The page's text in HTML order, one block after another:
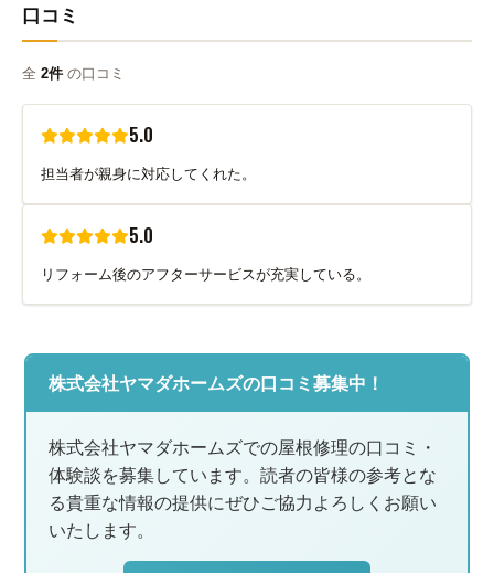
口コミ
全 2件 の口コミ
5.0
担当者が親身に対応してくれた。
5.0
リフォーム後のアフターサービスが充実している。
株式会社ヤマダホームズの口コミ募集中！
株式会社ヤマダホームズでの屋根修理の口コミ・
体験談を募集しています。読者の皆様の参考とな
る貴重な情報の提供にぜひご協力よろしくお願い
いたします。